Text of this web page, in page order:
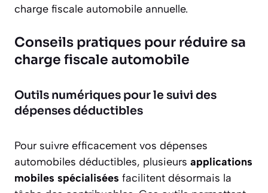
charge fiscale automobile annuelle.
Conseils pratiques pour réduire sa
charge fiscale automobile
Outils numériques pour le suivi des
dépenses déductibles
Pour suivre efficacement vos dépenses
automobiles déductibles, plusieurs applications
mobiles spécialisées facilitent désormais la